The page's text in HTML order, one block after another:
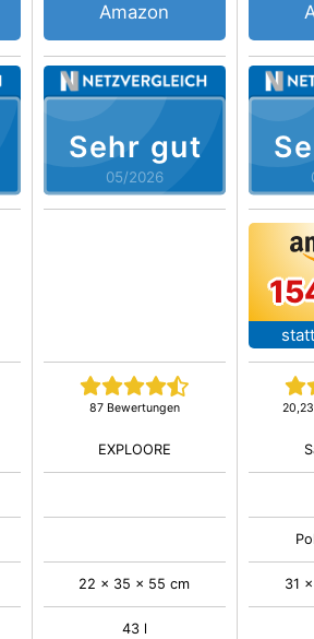
Sehr gut
05/2026
87 Bewertungen
Amazon
EXPLOORE
22 x 35 x 55 cm
43 l
statt
31